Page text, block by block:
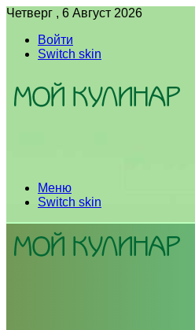
Четверг , 6 Август 2026
Войти
Switch skin
Меню
Switch skin